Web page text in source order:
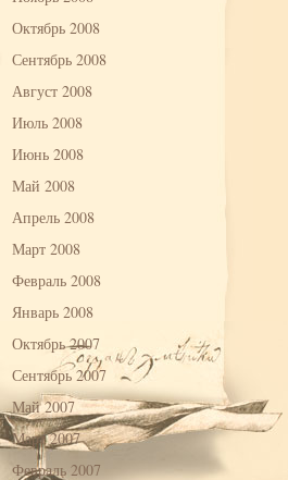
Октябрь 2008
Сентябрь 2008
Август 2008
Июль 2008
Июнь 2008
Май 2008
Апрель 2008
Март 2008
Февраль 2008
Январь 2008
Октябрь 2007
Сентябрь 2007
Май 2007
Март 2007
Февраль 2007